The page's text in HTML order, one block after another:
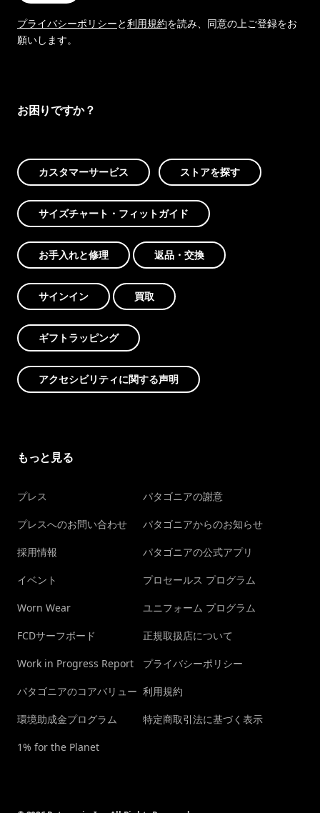
プライバシーポリシーと利用規約を読み、同意の上ご登録をお
願いします。
お困りですか？
カスタマーサービス ストアを探す
サイズチャート・フィットガイド
お手入れと修理 返品・交換
サインイン 買取
ギフトラッピング
アクセシビリティに関する声明
もっと見る
プレス
プレスへのお問い合わせ
採用情報
イベント
Worn Wear
FCDサーフボード
Work in Progress Report
パタゴニアのコアバリュー
環境助成金プログラム
1% for the Planet
パタゴニアの謝意
パタゴニアからのお知らせ
パタゴニアの公式アプリ
プロセールス プログラム
ユニフォーム プログラム
正規取扱店について
プライバシーポリシー
利用規約
特定商取引法に基づく表示